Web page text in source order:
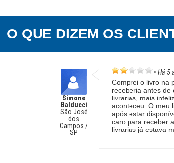
O QUE DIZEM OS
Simone
Balducci
São José
dos
Campos /
SP
• Há 5
Comprei o livro na
receberia antes de
livrarias, mais
aconteceu. O meu
após estar
caro para receber
livrarias já estava